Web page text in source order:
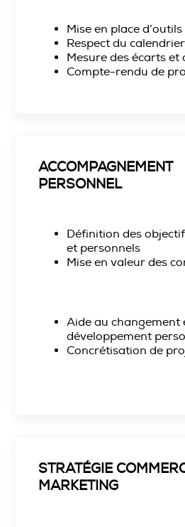
Mise en place
Respect du calendrier
Mesure des écarts et
Compte-rendu de
ACCOMPAGNEMENT
PERSONNEL
Définition des
et personnels
Mise en valeur des
Aide au changement
développement
Concrétisation de
STRATÉGIE
MARKETING